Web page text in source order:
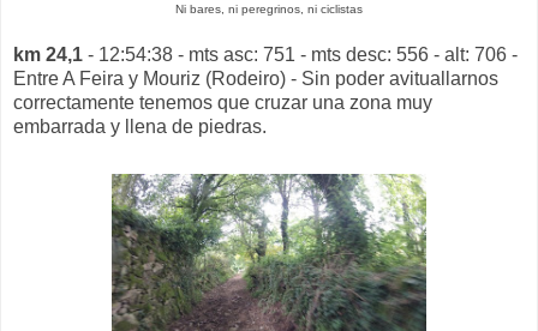
Ni bares, ni peregrinos, ni ciclistas
km 24,1 - 12:54:38 - mts asc: 751 - mts desc: 556 - alt: 706 -
Entre A Feira y Mouriz (Rodeiro) - Sin poder avituallarnos
correctamente tenemos que cruzar una zona muy
embarrada y llena de piedras.